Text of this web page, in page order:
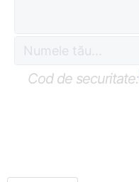
Cod de securitate: